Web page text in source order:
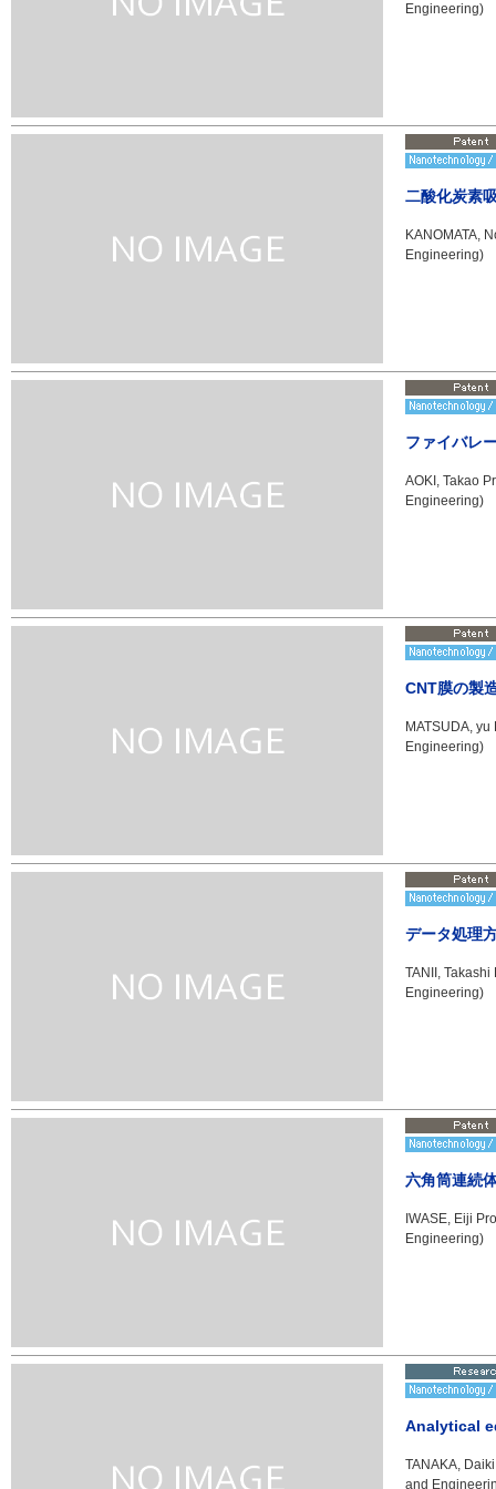
Engineering)
二酸化炭素
KANOMATA,
Engineering)
ファイバレ
AOKI, Takao
Engineering)
CNT膜の製
MATSUDA,
Engineering)
データ処理
TANII,
Engineering)
六角筒連続
IWASE, Eiji
Engineering)
Analytical
TANAKA,
and